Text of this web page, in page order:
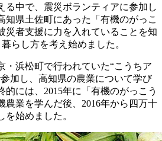
る中で、震災ボランティアに参加し
知県土佐町にあった「有機のがっこ
災者支援に力を入れていることを知
らし方を考え始めました。
・浜松町で行われていた“こうちア
加し、高知県の農業について学び
的には、2015年に「有機のがっこう
農業を学んだ後、2016年から四万十
始めました。